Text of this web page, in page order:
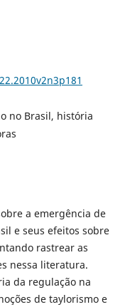
no Brasil, história
a emergência de
e seus efeitos sobre
rastrear as
nessa literatura.
da regulação na
de taylorismo e